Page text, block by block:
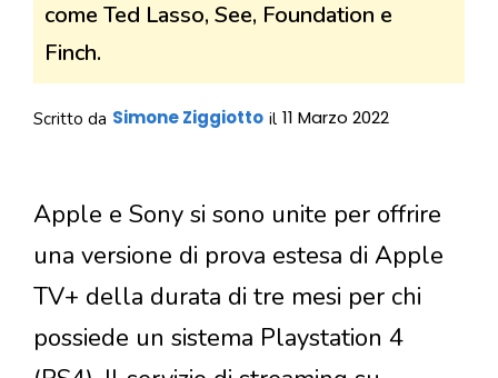
come Ted Lasso, See, Foundation e
Finch.
Scritto da Simone Ziggiotto il 11 Marzo 2022
Apple e Sony si sono unite per offrire
una versione di prova estesa di Apple
TV+ della durata di tre mesi per chi
possiede un sistema Playstation 4